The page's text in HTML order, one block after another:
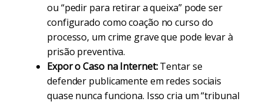
ou “pedir para retirar a queixa” pode ser
configurado como coação no curso do
processo, um crime grave que pode levar à
prisão preventiva.
Expor o Caso na Internet:Tentar se
defender publicamente em redes sociais
quase nunca funciona. Isso cria um “tribunal